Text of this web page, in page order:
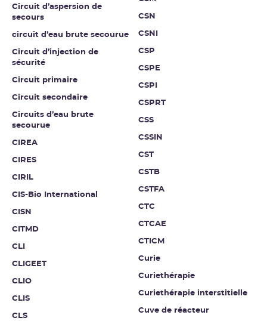
Circuit d’aspersion de
secours
circuit d’eau brute secourue
Circuit d’injection de
sécurité
Circuit primaire
Circuit secondaire
Circuits d’eau brute
secourue
CIREA
CIRES
CIRIL
CIS-Bio International
CISN
CITMD
CLI
CLIGEET
CLIO
CLIS
CLS
CSN
CSNI
CSP
CSPE
CSPI
CSPRT
CSS
CSSIN
CST
CSTB
CSTFA
CTC
CTCAE
CTICM
Curie
Curiethérapie
Curiethérapie interstitielle
Cuve de réacteur